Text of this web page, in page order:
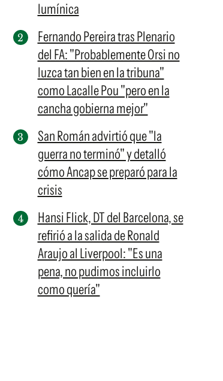
Suscribite x US$ 3,45
lumínica
Fernando Pereira tras Plenario
del FA: "Probablemente Orsi no
luzca tan bien en la tribuna"
como Lacalle Pou "pero en la
cancha gobierna mejor"
San Román advirtió que "la
guerra no terminó" y detalló
cómo Ancap se preparó para la
crisis
Hansi Flick, DT del Barcelona, se
refirió a la salida de Ronald
Araujo al Liverpool: "Es una
pena, no pudimos incluirlo
como quería"